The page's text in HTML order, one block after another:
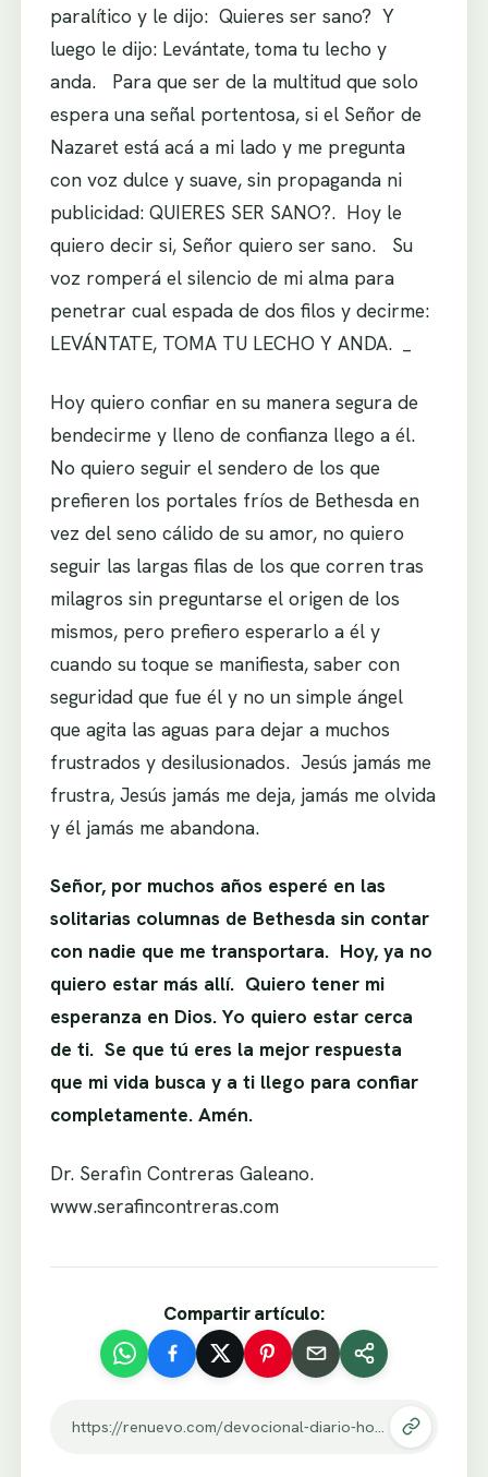
paralítico y le dijo: Quieres ser sano? Y
luego le dijo: Levántate, toma tu lecho y
anda. Para que ser de la multitud que solo
espera una señal portentosa, si el Señor de
Nazaret está acá a mi lado y me pregunta
con voz dulce y suave, sin propaganda ni
publicidad: QUIERES SER SANO?. Hoy le
quiero decir si, Señor quiero ser sano. Su
voz romperá el silencio de mi alma para
penetrar cual espada de dos filos y decirme:
LEVÁNTATE, TOMA TU LECHO Y ANDA.
Hoy quiero confiar en su manera segura de
bendecirme y lleno de confianza llego a él.
No quiero seguir el sendero de los que
prefieren los portales fríos de Bethesda en
vez del seno cálido de su amor, no quiero
seguir las largas filas de los que corren tras
milagros sin preguntarse el origen de los
mismos, pero prefiero esperarlo a él y
cuando su toque se manifiesta, saber con
seguridad que fue él y no un simple ángel
que agita las aguas para dejar a muchos
frustrados y desilusionados. Jesús jamás me
frustra, Jesús jamás me deja, jamás me olvida
y él jamás me abandona.
Señor, por muchos años esperé en las
solitarias columnas de Bethesda sin contar
con nadie que me transportara. Hoy, ya no
quiero estar más allí. Quiero tener mi
esperanza en Dios. Yo quiero estar cerca
de ti. Se que tú eres la mejor respuesta
que mi vida busca y a ti llego para confiar
completamente. Amén.
Dr. Serafìn Contreras Galeano.
www.serafincontreras.com
Compartir artículo:
https://renuevo.com/devocional-diario-hoy-tengo-esperanza-en-dios.html